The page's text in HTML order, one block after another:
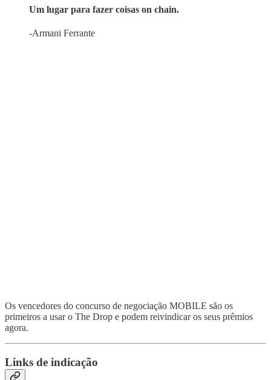
Um lugar para fazer coisas on chain.
-Armani Ferrante
Os vencedores do concurso de negociação MOBILE são os
primeiros a usar o The Drop e podem reivindicar os seus prêmios
agora.
Links de indicação